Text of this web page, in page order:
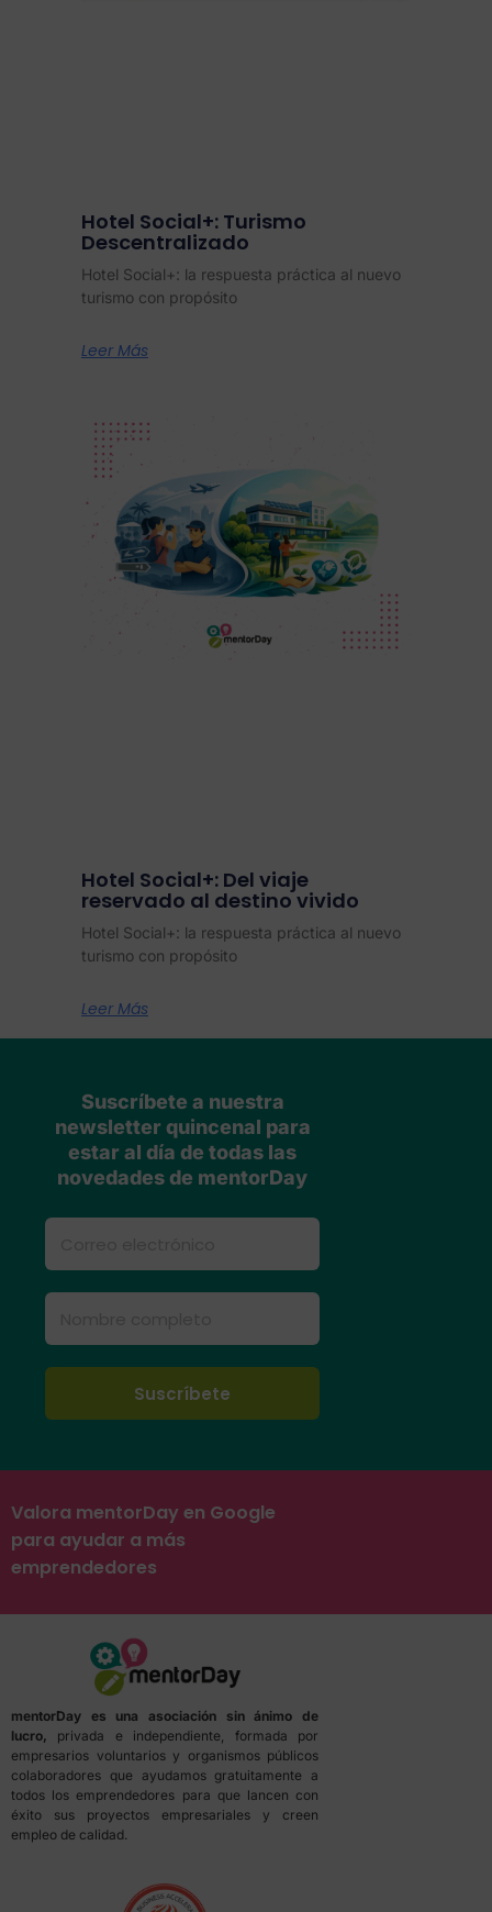
Hotel Social+: Turismo
Descentralizado
Hotel Social+: la respuesta práctica al nuevo
turismo con propósito
Leer Más
Hotel Social+: Del viaje
reservado al destino vivido
Hotel Social+: la respuesta práctica al nuevo
turismo con propósito
Leer Más
Suscríbete a nuestra
newsletter quincenal para
estar al día de todas las
novedades de mentorDay
Valora mentorDay en Google
para ayudar a más
emprendedores
mentorDay es una asociación sin ánimo de
lucro, privada e independiente, formada por
empresarios voluntarios y organismos públicos
colaboradores que ayudamos gratuitamente a
todos los emprendedores para que lancen con
éxito sus proyectos empresariales y creen
empleo de calidad.